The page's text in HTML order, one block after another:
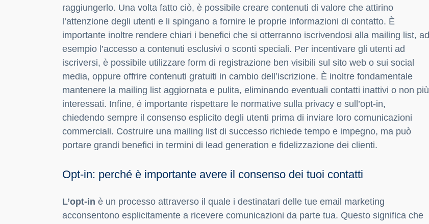
raggiungerlo. Una volta fatto ciò, è possibile creare contenuti di valore che attirino
l’attenzione degli utenti e li spingano a fornire le proprie informazioni di contatto. È
importante inoltre rendere chiari i benefici che si otterranno iscrivendosi alla mailing list, ad
esempio l’accesso a contenuti esclusivi o sconti speciali. Per incentivare gli utenti ad
iscriversi, è possibile utilizzare form di registrazione ben visibili sul sito web o sui social
media, oppure offrire contenuti gratuiti in cambio dell’iscrizione. È inoltre fondamentale
mantenere la mailing list aggiornata e pulita, eliminando eventuali contatti inattivi o non più
interessati. Infine, è importante rispettare le normative sulla privacy e sull’opt-in,
chiedendo sempre il consenso esplicito degli utenti prima di inviare loro comunicazioni
commerciali. Costruire una mailing list di successo richiede tempo e impegno, ma può
portare grandi benefici in termini di lead generation e fidelizzazione dei clienti.
Opt-in: perché è importante avere il consenso dei tuoi contatti
L’opt-in è un processo attraverso il quale i destinatari delle tue email marketing
acconsentono esplicitamente a ricevere comunicazioni da parte tua. Questo significa che